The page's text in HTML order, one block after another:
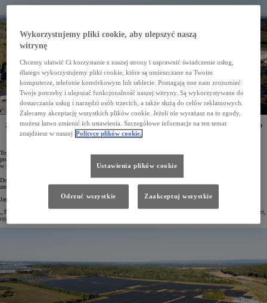
Zakład Toyoty w Alabamie będzie zasilany za pomocą paneli fotowoltaicznych o powierzchni blisko
68 hektarów i mocy 30 MW. Pomoże to zredukować roczną emisję CO
inwestycji to 49 mln dolarów
Toyota – największy producent samochodów osobowych na świecie – wprowadza do swoich zakładów
produkcyjnych coraz więcej nowych rozwiązań. Mają one pomóc osiągnąć neutralność klimatyczną
w produkcji, a w konsekwencji – doprowadzić do wyeliminowania emisji CO
Doskonałym przykładem tego jest fabryka Toyoty w Alabamie. Najnowsza inwestycja koncernu pozwoli
zredukować tam roczną emisję dwutlenku węgla o 22 tysiące ton.
Jason Puckett, prezes Toyota Motor Manufacturing w Alabamie, tak to podsumował:
„Toyota inwestuje w czystą i zrównoważoną energię. Wiemy, że nasza przyszłość zależy od czystej mobilności,
czystego powietrza, czystej wody i bioróżnorodności”.
Wykorzystujemy pliki cookie, aby ulepszyć naszą
witrynę
Chcemy ułatwić Ci korzystanie z naszej strony i usprawnić świadczenie usług,
dlatego wykorzystujemy pliki cookie, które są umieszczane na Twoim
komputerze, telefonie komórkowym lub tablecie. Pomagają one nam zrozumieć
Twoje potrzeby i ulepszać funkcjonalność naszej witryny. Są wykorzystywane do
dostarczania usług i narzędzi osób trzecich, a także służą do celów reklamowych.
Zalecamy akceptację wszystkich plików cookie. Jeżeli nie wyrażasz na to zgody,
możesz łatwo zmienić ich ustawienia. Szczegółowe informacje na ten temat
znajdziesz w naszej Polityce plików cookie.
Ustawienia plików cookie
Odrzuć wszystkie Zaakceptuj wszystkie